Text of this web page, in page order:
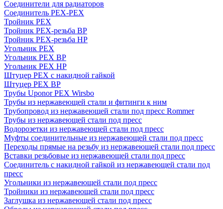
Соединители для радиаторов
Соединитель PEX-PEX
Тройник PEX
Тройник PEX-резьба ВР
Тройник PEX-резьба НР
Угольник PEX
Угольник PEX ВР
Угольник PEX НР
Штуцер PEX c накидной гайкой
Штуцер PEX ВР
Трубы Uponor PEX Wirsbo
Трубы из нержавеющей стали и фитинги к ним
Трубопровод из нержавеющей стали под пресс Rommer
Трубы из нержавеющей стали под пресс
Водорозетки из нержавеющей стали под пресс
Муфты соединительные из нержавеющей стали под пресс
Переходы прямые на резьбу из нержавеющей стали под пресс
Вставки резьбовые из нержавеющей стали под пресс
Соединитель с накидной гайкой из нержавеющей стали под
пресс
Угольники из нержавеющей стали под пресс
Тройники из нержавеющей стали под пресс
Заглушка из нержавеющей стали под пресс